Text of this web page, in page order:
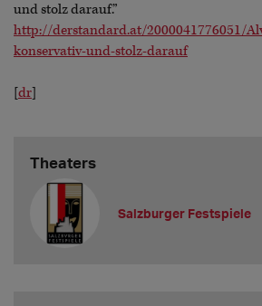
und stolz darauf.”
http://derstandard.at/2000041776051/
konservativ-und-stolz-darauf
[dr]
Theaters
Salzburger Festspiele